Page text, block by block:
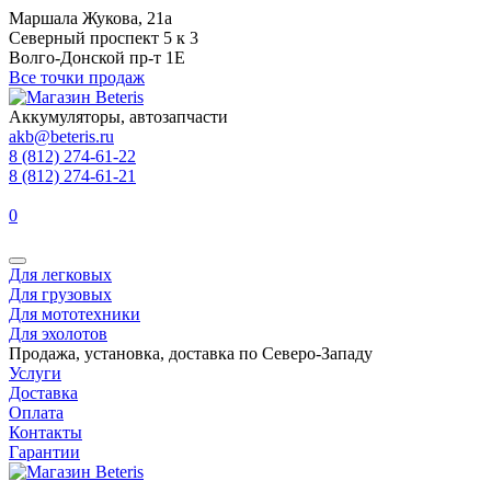
Маршала Жукова, 21а
Северный проспект 5 к 3
Волго-Донской пр-т 1Е
Все точки продаж
Аккумуляторы, автозапчасти
akb@beteris.ru
8 (812) 274-61-22
8 (812) 274-61-21
0
Для легковых
Для грузовых
Для мототехники
Для эхолотов
Продажа, установка, доставка по Северо-Западу
Услуги
Доставка
Оплата
Контакты
Гарантии